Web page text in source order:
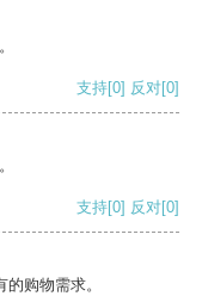
支持[0] 反对[0]
支持[0] 反对[0]
购物需求。